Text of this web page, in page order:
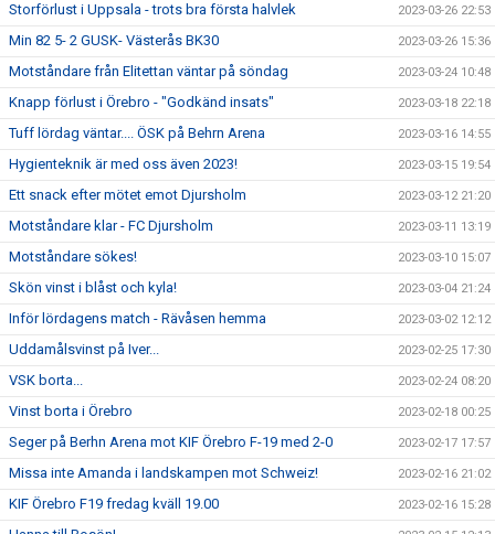
Storförlust i Uppsala - trots bra första halvlek 2023-03-26 22:53
Min 82 5- 2 GUSK- Västerås BK30 2023-03-26 15:36
Motståndare från Elitettan väntar på söndag 2023-03-24 10:48
Knapp förlust i Örebro - "Godkänd insats" 2023-03-18 22:18
Tuff lördag väntar.... ÖSK på Behrn Arena 2023-03-16 14:55
Hygienteknik är med oss även 2023! 2023-03-15 19:54
Ett snack efter mötet emot Djursholm 2023-03-12 21:20
Motståndare klar - FC Djursholm 2023-03-11 13:19
Motståndare sökes! 2023-03-10 15:07
Skön vinst i blåst och kyla! 2023-03-04 21:24
Inför lördagens match - Rävåsen hemma 2023-03-02 12:12
Uddamålsvinst på Iver... 2023-02-25 17:30
VSK borta... 2023-02-24 08:20
Vinst borta i Örebro 2023-02-18 00:25
Seger på Berhn Arena mot KIF Örebro F-19 med 2-0 2023-02-17 17:57
Missa inte Amanda i landskampen mot Schweiz! 2023-02-16 21:02
KIF Örebro F19 fredag kväll 19.00 2023-02-16 15:28